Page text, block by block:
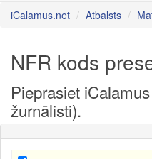
iCalamus.net
Atbalsts
NFR kods
Pieprasiet
žurnālisti).